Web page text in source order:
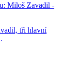
Miloš Zavadil -
tři hlavní